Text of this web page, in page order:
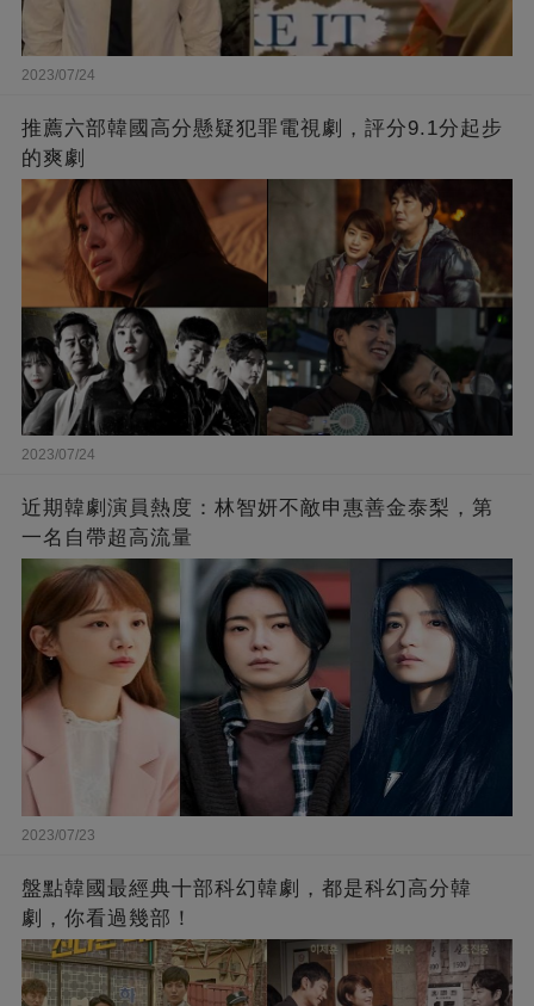
2023/07/24
推薦六部韓國高分懸疑犯罪電視劇，評分9.1分起步
的爽劇
2023/07/24
近期韓劇演員熱度：林智妍不敵申惠善金泰梨，第
一名自帶超高流量
2023/07/23
盤點韓國最經典十部科幻韓劇，都是科幻高分韓
劇，你看過幾部！